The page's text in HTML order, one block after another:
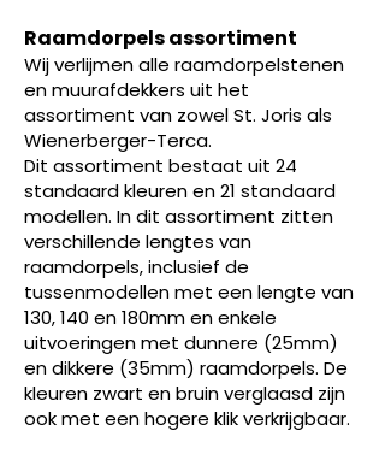
Raamdorpels assortiment
Wij verlijmen alle raamdorpelstenen
en muurafdekkers uit het
assortiment van zowel St. Joris als
Wienerberger-Terca.
Dit assortiment bestaat uit 24
standaard kleuren en 21 standaard
modellen. In dit assortiment zitten
verschillende lengtes van
raamdorpels, inclusief de
tussenmodellen met een lengte van
130, 140 en 180mm en enkele
uitvoeringen met dunnere (25mm)
en dikkere (35mm) raamdorpels. De
kleuren zwart en bruin verglaasd zijn
ook met een hogere klik verkrijgbaar.